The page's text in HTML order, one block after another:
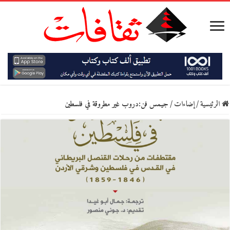
الرئيسية/إضاءات/جيمس فن:دروب غير مطروقة في فلسطين